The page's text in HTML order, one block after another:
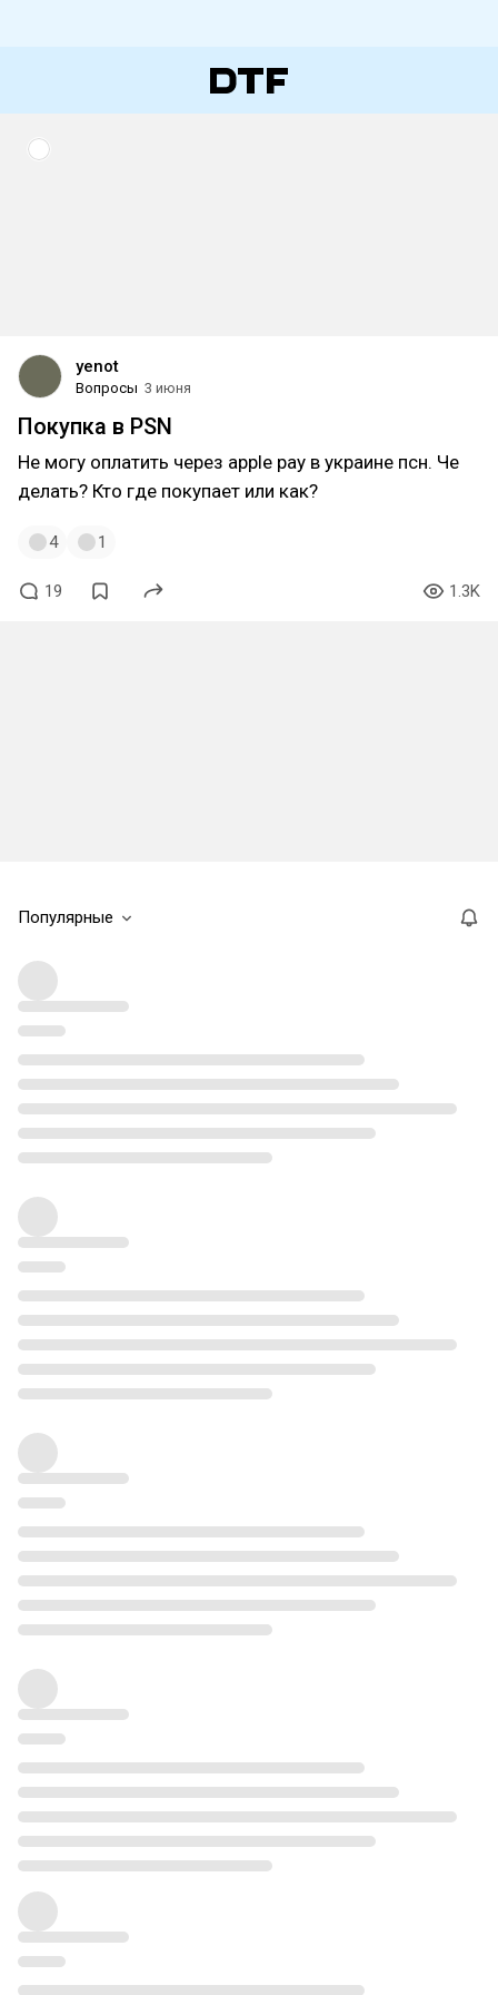
yenot
Вопросы 3 июня
Покупка в PSN
Не могу оплатить через apple pay в украине псн. Че
делать? Кто где покупает или как?
4 1
19 1.3K
Популярные